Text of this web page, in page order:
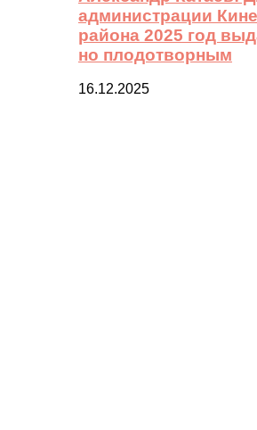
администрации
района 2025 год
но плодотворным
16.12.2025